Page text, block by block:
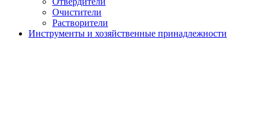
Очистители
Растворители
Инструменты и хозяйственные принадлежности